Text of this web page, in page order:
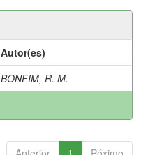
Autor(es)
BONFIM, R. M.